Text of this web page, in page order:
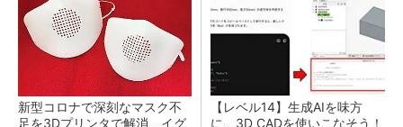
新型コロナで深刻なマスク不
足を3Dプリンタで解消、イグ
【レベル14】生成AIを味方
に、3D CADを使いこなそう！